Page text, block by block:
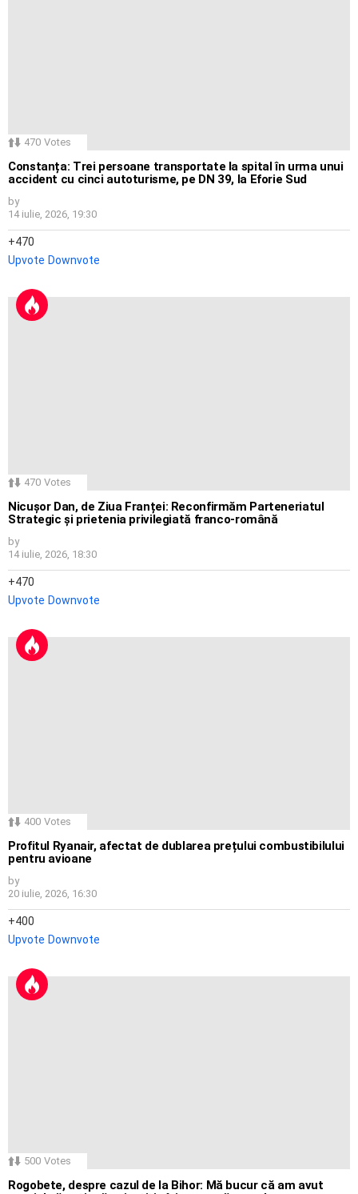
470 Votes
Constanța: Trei persoane transportate la spital în urma unui
accident cu cinci autoturisme, pe DN 39, la Eforie Sud
by
14 iulie, 2026, 19:30
470
Upvote Downvote
470 Votes
Nicușor Dan, de Ziua Franței: Reconfirmăm Parteneriatul
Strategic și prietenia privilegiată franco-română
by
14 iulie, 2026, 18:30
470
Upvote Downvote
400 Votes
Profitul Ryanair, afectat de dublarea prețului combustibilului
pentru avioane
by
20 iulie, 2026, 16:30
400
Upvote Downvote
500 Votes
Rogobete, despre cazul de la Bihor: Mă bucur că am avut